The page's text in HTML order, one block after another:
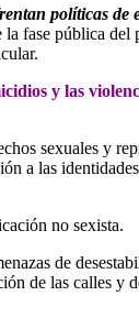
políticas
la fase pública
y las
sexuales y
a las
no sexista.
de
de las calles y